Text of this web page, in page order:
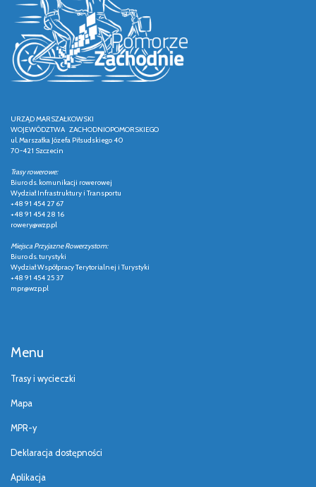
URZĄD MARSZAŁKOWSKI
WOJEWÓDZTWA ZACHODNIOPOMORSKIEGO
ul. Marszałka Józefa Piłsudskiego 40
70-421 Szczecin
Trasy rowerowe:
Biuro ds. komunikacji rowerowej
Wydział Infrastruktury i Transportu
+48 91 454 27 67
+48 91 454 28 16
rowery@wzp.pl
Miejsca Przyjazne Rowerzystom:
Biuro ds. turystyki
Wydział Współpracy Terytorialnej i Turystyki
+48 91 454 25 37
mpr@wzp.pl
Menu
Trasy i wycieczki
Mapa
MPR-y
Deklaracja dostępności
Aplikacja